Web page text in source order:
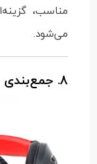
مناسب،
می‌شود.
8. جمع‌بندی